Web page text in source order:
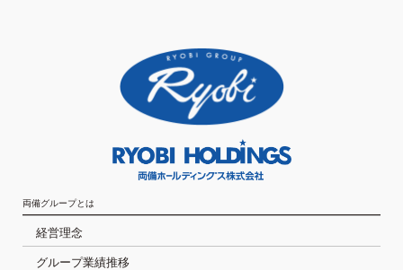
両備グループとは
経営理念
グループ業績推移